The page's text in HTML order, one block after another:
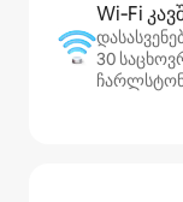
Wi‑Fi
30